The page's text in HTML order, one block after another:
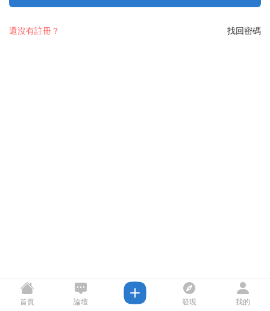
找回密碼
還沒有註冊？
首頁 論壇 發現 我的